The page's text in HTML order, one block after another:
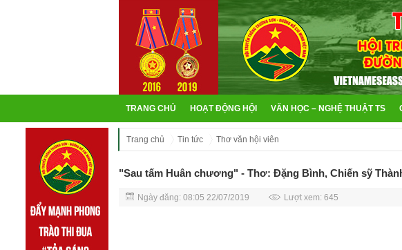
TRANG CHỦ HOẠT ĐỘNG HỘI VĂN HỌC – NGHỆ THUẬT TS
Trang chủ Tin tức Thơ văn hội viên
"Sau tấm Huân chương" - Thơ: Đặng Bình, Chiến sỹ
Ngày đăng: 08:05 22/07/2019 Lượt xem: 645